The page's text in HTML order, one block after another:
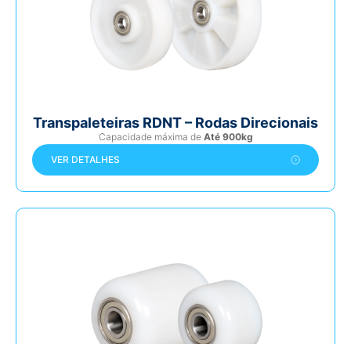
Transpaleteiras RDNT – Rodas Direcionais
Capacidade máxima de Até 900kg
VER DETALHES